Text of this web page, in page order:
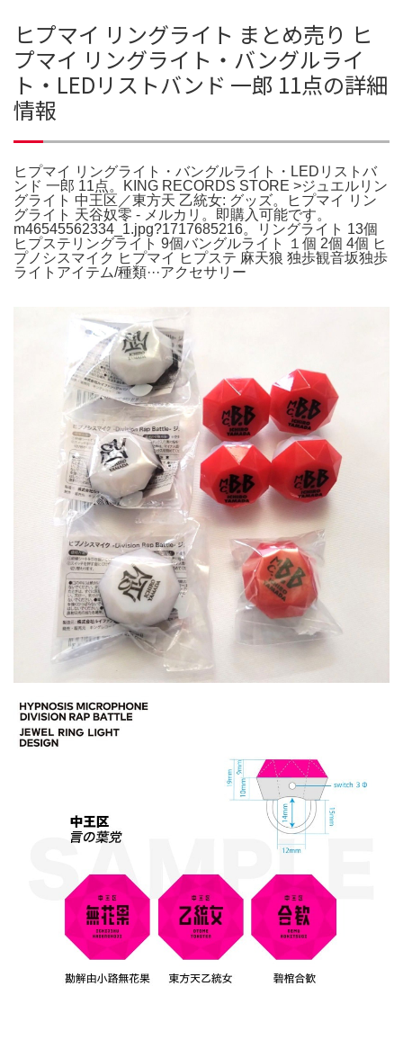
ヒプマイ リングライト まとめ売り ヒ
プマイ リングライト・バングルライ
ト・LEDリストバンド 一郎 11点の詳細
情報
ヒプマイ リングライト・バングルライト・LEDリストバ
ンド 一郎 11点。KING RECORDS STORE >ジュエルリン
グライト 中王区／東方天 乙統女: グッズ。ヒプマイ リン
グライト 天谷奴零 - メルカリ。即購入可能です。
m46545562334_1.jpg?1717685216。リングライト 13個
ヒプステリングライト 9個バングルライト １個 2個 4個 ヒ
プノシスマイク ヒプマイ ヒプステ 麻天狼 独歩観音坂独歩
ライトアイテム/種類···アクセサリー